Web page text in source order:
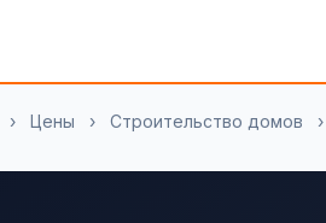
› Цены › Строительство домов ›